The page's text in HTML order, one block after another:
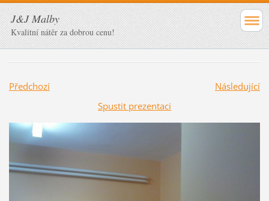
J&J Malby
Kvalitní nátěr za dobrou cenu!
Předchozí
Následující
Spustit prezentaci